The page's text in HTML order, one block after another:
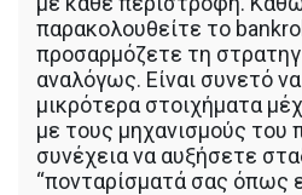
παρακολουθείτε το
προσαρμόζετε τη
αναλόγως. Είναι συνετό
μικρότερα στοιχήματα
με τους μηχανισμούς του
συνέχεια να αυξήσετε
“πονταρίσματά σας όπως